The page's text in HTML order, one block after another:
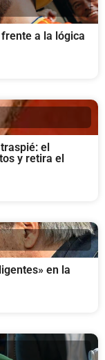
a la lógica
el
y retira el
en la